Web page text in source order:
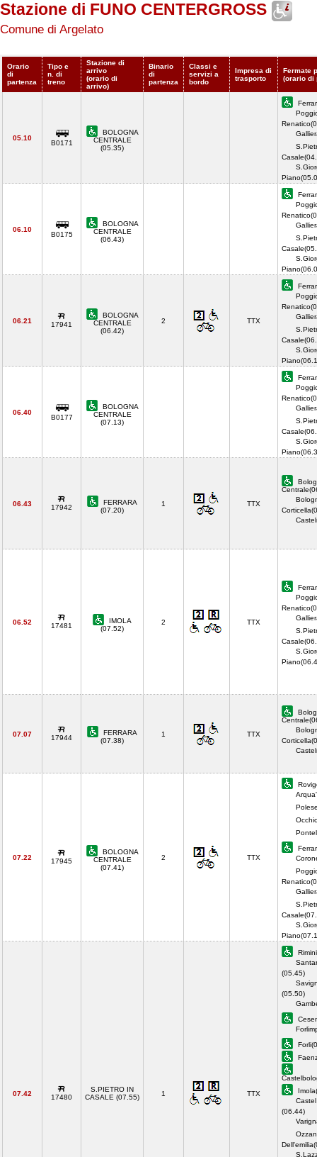
Stazione di FUNO CENTERGROSS
Comune di Argelato
Orario
di
partenza
Tipo e
n. di
treno
Stazione di
arrivo
(orario di
arrivo)
Binario
di
partenza
Classi e
servizi a
bordo
Impresa di
trasporto
Fermate
(orario di
05.10
B0171
BOLOGNA
CENTRALE
(05.35)
06.10
B0175
BOLOGNA
CENTRALE
(06.43)
06.21 17941
BOLOGNA
CENTRALE
(06.42)
2 TTX
06.40
B0177
BOLOGNA
CENTRALE
(07.13)
06.43 17942
FERRARA
(07.20)
1 TTX
06.52 17481
IMOLA
(07.52)
2 TTX
07.07 17944
FERRARA
(07.38)
1 TTX
07.22 17945
BOLOGNA
CENTRALE
(07.41)
2 TTX
07.42 17480
S.PIETRO IN
CASALE (07.55)
1 TTX
(05.45)
(05.50)
(06.44)